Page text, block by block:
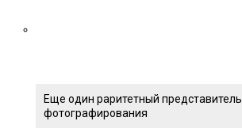
Еще один раритетный представитель
фотографирования